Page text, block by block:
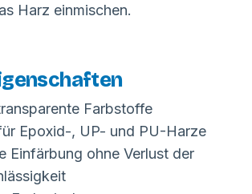
Harz einmischen.
Farbstoffe
Epoxid-, UP- und PU-Harze
Einfärbung ohne Verlust der